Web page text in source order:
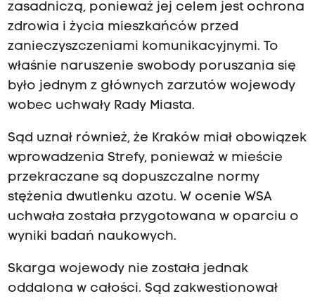
zasadniczą, ponieważ jej celem jest ochrona
zdrowia i życia mieszkańców przed
zanieczyszczeniami komunikacyjnymi. To
właśnie naruszenie swobody poruszania się
było jednym z głównych zarzutów wojewody
wobec uchwały Rady Miasta.
Sąd uznał również, że Kraków miał obowiązek
wprowadzenia Strefy, ponieważ w mieście
przekraczane są dopuszczalne normy
stężenia dwutlenku azotu. W ocenie WSA
uchwała została przygotowana w oparciu o
wyniki badań naukowych.
Skarga wojewody nie została jednak
oddalona w całości. Sąd zakwestionował